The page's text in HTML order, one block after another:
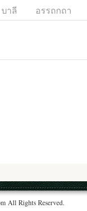
บาลี อรรถกถา
All Rights Reserved.